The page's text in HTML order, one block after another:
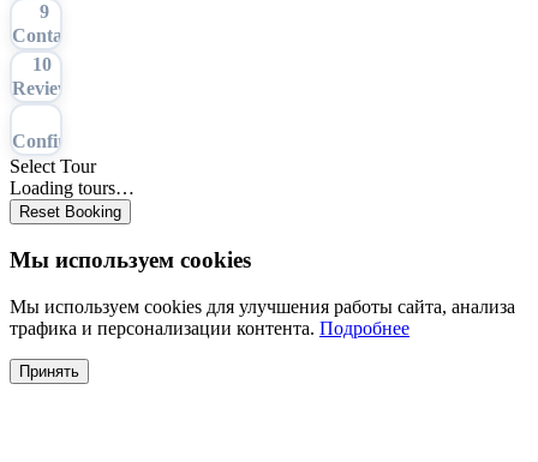
9
Contact
10
Review
11
Confirmation
Select Tour
Loading tours…
Reset Booking
Мы используем cookies
Мы используем cookies для улучшения работы сайта, анализа
трафика и персонализации контента. Подробнее
Принять